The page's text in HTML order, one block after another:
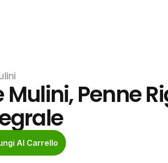
Mulini, Penne
Al Carrello